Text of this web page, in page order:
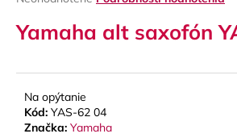
produktu
je
z
hviezdičiek.
Yamaha alt saxofón
Na opýtanie
Kód: YAS-62 04
Značka: Yamaha
á